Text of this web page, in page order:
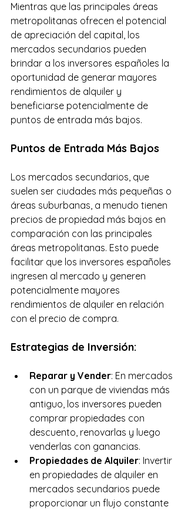
Mientras que las principales áreas
metropolitanas ofrecen el potencial
de apreciación del capital, los
mercados secundarios pueden
brindar a los inversores españoles la
oportunidad de generar mayores
rendimientos de alquiler y
beneficiarse potencialmente de
puntos de entrada más bajos.
Puntos de Entrada Más Bajos
Los mercados secundarios, que
suelen ser ciudades más pequeñas o
áreas suburbanas, a menudo tienen
precios de propiedad más bajos en
comparación con las principales
áreas metropolitanas. Esto puede
facilitar que los inversores españoles
ingresen al mercado y generen
potencialmente mayores
rendimientos de alquiler en relación
con el precio de compra.
Estrategias de Inversión:
Reparar y Vender: En mercados
con un parque de viviendas más
antiguo, los inversores pueden
comprar propiedades con
descuento, renovarlas y luego
venderlas con ganancias.
Propiedades de Alquiler: Invertir
en propiedades de alquiler en
mercados secundarios puede
proporcionar un flujo constante